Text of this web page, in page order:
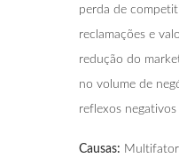
perda de
reclamações e
redução do
no volume de
reflexos
Causas: